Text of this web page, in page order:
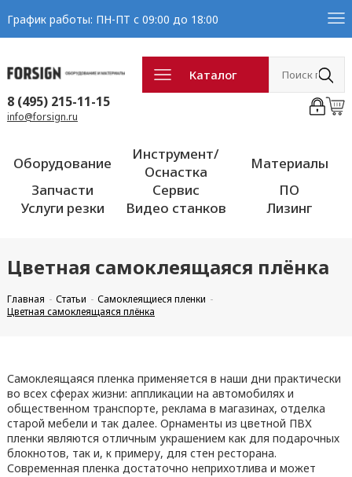
График работы: ПН-ПТ с 09:00 до 18:00
Каталог
8 (495) 215-11-15
info@forsign.ru
Оборудование
Инструмент/
Оснастка
Материалы
Запчасти
Сервис
ПО
Услуги резки
Видео станков Лизинг
Цветная самоклеящаяся плёнка
Главная Статьи
Самоклеящиеся пленки
Цветная самоклеящаяся плёнка
Самоклеящаяся пленка применяется в наши дни практически
во всех сферах жизни: аппликации на автомобилях и
общественном транспорте, реклама в магазинах, отделка
старой мебели и так далее. Орнаменты из цветной ПВХ
пленки являются отличным украшением как для подарочных
блокнотов, так и, к примеру, для стен ресторана.
Современная пленка достаточно неприхотлива и может